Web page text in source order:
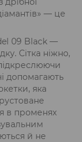
— це
09 Black —
Сітка ніжно,
допомагають
яка
в променях
й не